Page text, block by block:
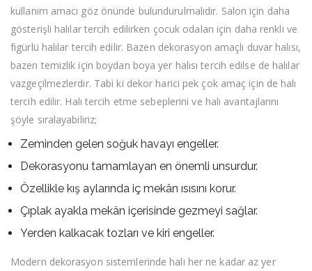
kullanım amacı göz önünde bulundurulmalıdır. Salon için daha
gösterişli halılar tercih edilirken çocuk odaları için daha renkli ve
figürlü halılar tercih edilir. Bazen dekorasyon amaçlı duvar halısı,
bazen temizlik için boydan boya yer halısı tercih edilse de halılar
vazgeçilmezlerdir. Tabi ki dekor harici pek çok amaç için de halı
tercih edilir. Halı tercih etme sebeplerini ve halı avantajlarını
şöyle sıralayabiliriz;
Zeminden gelen soğuk havayı engeller.
Dekorasyonu tamamlayan en önemli unsurdur.
Özellikle kış aylarında iç mekân ısısını korur.
Çıplak ayakla mekân içerisinde gezmeyi sağlar.
Yerden kalkacak tozları ve kiri engeller.
Modern dekorasyon sistemlerinde halı her ne kadar az yer